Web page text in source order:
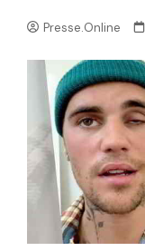
Presse.Online